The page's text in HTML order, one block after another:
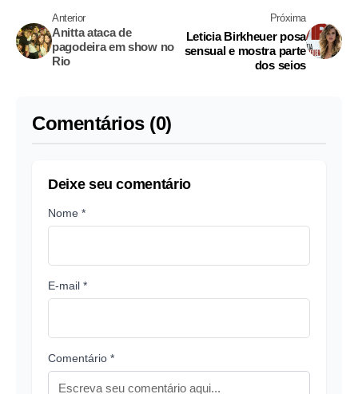
Anterior
Anitta ataca de
pagodeira em show no
Rio
Próxima
Leticia Birkheuer posa
sensual e mostra parte
dos seios
Comentários (0)
Deixe seu comentário
Nome *
E-mail *
Comentário *